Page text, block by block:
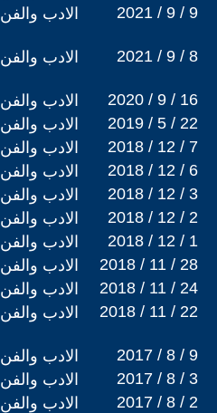
الادب والفن
2021 / 9 / 9
الادب والفن 2021 / 9 / 8
الادب والفن 2020 / 9 / 16
الادب والفن
2019 / 5 / 22
الادب والفن
2018 / 12 / 7
الادب والفن
2018 / 12 / 6
الادب والفن
2018 / 12 / 3
الادب والفن
2018 / 12 / 2
الادب والفن
2018 / 12 / 1
الادب والفن
2018 / 11 / 28
الادب والفن
2018 / 11 / 24
الادب والفن
2018 / 11 / 22
الادب والفن 2017 / 8 / 9
الادب والفن
2017 / 8 / 3
الادب والفن
2017 / 8 / 2